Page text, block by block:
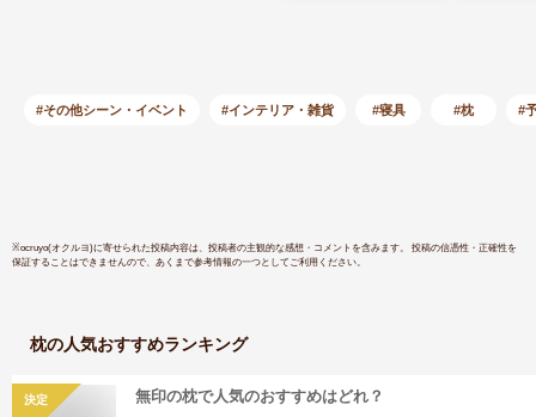
ック ドイツ 羊毛 羊
#その他シーン・イベント #インテリア・雑貨 #寝具 #枕 #
※ocruyo(オクルヨ)に寄せられた投稿内容は、投稿者の主観的な感想・コメントを含みます。 投稿の信憑性・正確性を
保証することはできませんので、あくまで参考情報の一つとしてご利用ください。
枕の人気おすすめランキング
決定
無印の枕で人気のおすすめはどれ？